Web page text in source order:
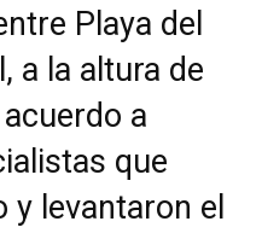
Playa del
a la altura de
a
que
y levantaron el